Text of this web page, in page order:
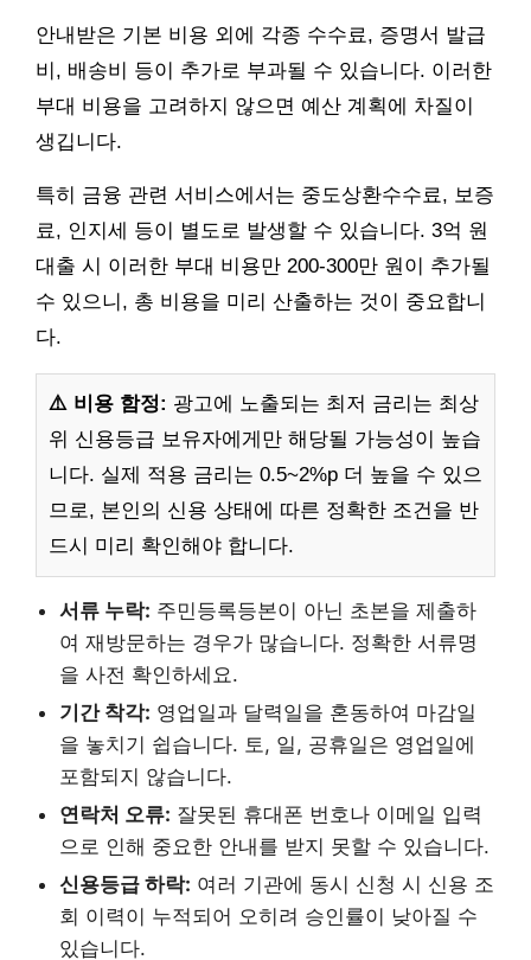
안내받은 기본 비용 외에 각종 수수료, 증명서 발급
비, 배송비 등이 추가로 부과될 수 있습니다. 이러한
부대 비용을 고려하지 않으면 예산 계획에 차질이
생깁니다.
특히 금융 관련 서비스에서는 중도상환수수료, 보증
료, 인지세 등이 별도로 발생할 수 있습니다. 3억 원
대출 시 이러한 부대 비용만 200-300만 원이 추가될
수 있으니, 총 비용을 미리 산출하는 것이 중요합니
다.
⚠️ 비용 함정: 광고에 노출되는 최저 금리는 최상
위 신용등급 보유자에게만 해당될 가능성이 높습
니다. 실제 적용 금리는 0.5~2%p 더 높을 수 있으
므로, 본인의 신용 상태에 따른 정확한 조건을 반
드시 미리 확인해야 합니다.
서류 누락: 주민등록등본이 아닌 초본을 제출하
여 재방문하는 경우가 많습니다. 정확한 서류명
을 사전 확인하세요.
기간 착각: 영업일과 달력일을 혼동하여 마감일
을 놓치기 쉽습니다. 토, 일, 공휴일은 영업일에
포함되지 않습니다.
연락처 오류: 잘못된 휴대폰 번호나 이메일 입력
으로 인해 중요한 안내를 받지 못할 수 있습니다.
신용등급 하락: 여러 기관에 동시 신청 시 신용 조
회 이력이 누적되어 오히려 승인률이 낮아질 수
있습니다.